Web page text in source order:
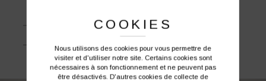
EN ISO 13688:2013
EN ISO 14404:2004+A1:2010
COOKIES
Nous utilisons des cookies pour vous permettre de
visiter et d'utiliser notre site. Certains cookies sont
nécessaires à son fonctionnement et ne peuvent pas
être désactivés. D'autres cookies de collecte de